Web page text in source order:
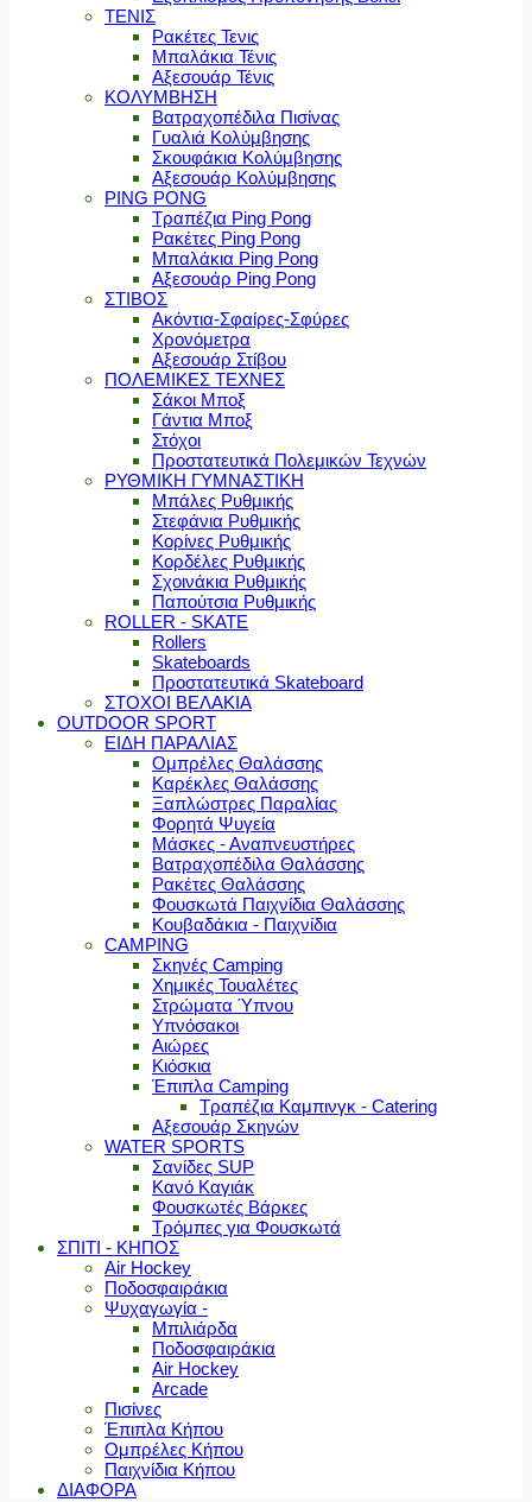
ΤΕΝΙΣ
Ρακέτες Τενις
Μπαλάκια Τένις
Αξεσουάρ Τένις
ΚΟΛΥΜΒΗΣΗ
Βατραχοπέδιλα Πισίνας
Γυαλιά Κολύμβησης
Σκουφάκια Κολύμβησης
Αξεσουάρ Κολύμβησης
PING PONG
Τραπέζια Ping Pong
Ρακέτες Ping Pong
Μπαλάκια Ping Pong
Αξεσουάρ Ping Pong
ΣΤΙΒΟΣ
Ακόντια-Σφαίρες-Σφύρες
Χρονόμετρα
Αξεσουάρ Στίβου
ΠΟΛΕΜΙΚΕΣ ΤΕΧΝΕΣ
Σάκοι Μποξ
Γάντια Μποξ
Στόχοι
Προστατευτικά Πολεμικών Τεχνών
ΡΥΘΜΙΚΗ ΓΥΜΝΑΣΤΙΚΗ
Μπάλες Ρυθμικής
Στεφάνια Ρυθμικής
Κορίνες Ρυθμικής
Κορδέλες Ρυθμικής
Σχοινάκια Ρυθμικής
Παπούτσια Ρυθμικής
ROLLER - SKATE
Rollers
Skateboards
Προστατευτικά Skateboard
ΣΤΟΧΟΙ ΒΕΛΑΚΙΑ
OUTDOOR SPORT
ΕΙΔΗ ΠΑΡΑΛΙΑΣ
Ομπρέλες Θαλάσσης
Καρέκλες Θαλάσσης
Ξαπλώστρες Παραλίας
Φορητά Ψυγεία
Μάσκες - Αναπνευστήρες
Βατραχοπέδιλα Θαλάσσης
Ρακέτες Θαλάσσης
Φουσκωτά Παιχνίδια Θαλάσσης
Κουβαδάκια - Παιχνίδια
CAMPING
Σκηνές Camping
Χημικές Τουαλέτες
Στρώματα Ύπνου
Υπνόσακοι
Αιώρες
Κιόσκια
Έπιπλα Camping
Τραπέζια Καμπινγκ - Catering
Αξεσουάρ Σκηνών
WATER SPORTS
Σανίδες SUP
Κανό Καγιάκ
Φουσκωτές Βάρκες
Τρόμπες για Φουσκωτά
ΣΠΙΤΙ - ΚΗΠΟΣ
Air Hockey
Ποδοσφαιράκια
Ψυχαγωγία -
Μπιλιάρδα
Ποδοσφαιράκια
Air Hockey
Arcade
Πισίνες
Έπιπλα Κήπου
Ομπρέλες Κήπου
Παιχνίδια Κήπου
ΔΙΑΦΟΡΑ